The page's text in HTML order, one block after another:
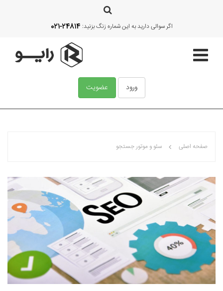
اگر سوالی دارید به این شماره زنگ بزنید: 021-24814
ورود عضویت
قالب‌ها
آموزش
امکانات
نمونه کارها
وبلاگ
تماس با ما
صفحه اصلی سئو و موتور جستجو